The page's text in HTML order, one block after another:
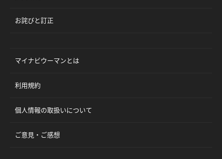
お詫びと訂正
マイナビウーマンとは
利用規約
個人情報の取扱いについて
ご意見・ご感想